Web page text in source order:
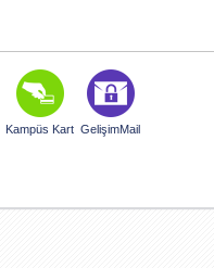
Kampüs Kart GelişimMail